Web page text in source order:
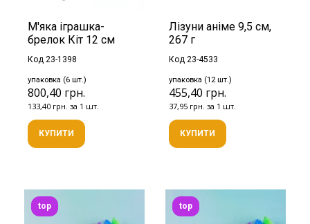
М'яка іграшка-
брелок Кіт 12 см
Код 23-1398
упаковка (6 шт.)
800,40 грн.
133,40 грн. за 1 шт.
КУПИТИ
Лізуни аніме 9,5 см,
267 г
Код 23-4533
упаковка (12 шт.)
455,40 грн.
37,95 грн. за 1 шт.
КУПИТИ
top top